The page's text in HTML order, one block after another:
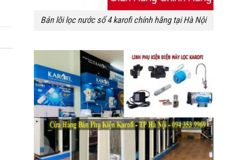
Bán lõi lọc nước số 4 karofi chính hãng tại Hà Nội